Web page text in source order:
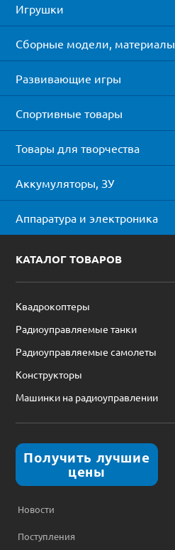
Игрушки
Сборные модели, материалы
Развивающие игры
Спортивные товары
Товары для творчества
Аккумуляторы, ЗУ
Аппаратура и электроника
КАТАЛОГ ТОВАРОВ
Квадрокоптеры
Радиоуправляемые танки
Радиоуправляемые самолеты
Конструкторы
Машинки на радиоуправлении
Получить лучшие
цены
Новости
Поступления